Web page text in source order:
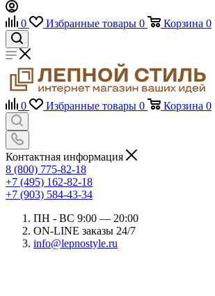
0 Избранные товары 0 Корзина 0
0 Избранные товары 0 Корзина 0
Контактная информация
8 (800) 775-82-18
+7 (495) 162-82-18
+7 (903) 584-43-34
ПН - ВС 9:00 — 20:00
ON-LINE заказы 24/7
info@lepnostyle.ru